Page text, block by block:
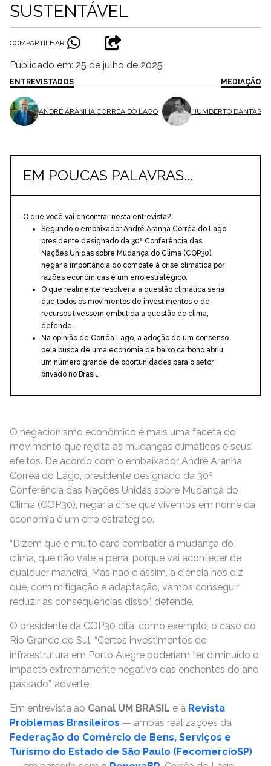
SUSTENTÁVEL
COMPARTILHAR
Publicado em: 25 de julho de 2025
ENTREVISTADOS
ANDRÉ ARANHA CORRÊA DO LAGO
MEDIAÇÃO
HUMBERTO DANTAS
EM POUCAS PALAVRAS...
O que você vai encontrar nesta entrevista?
Segundo o embaixador André Aranha Corrêa do Lago,
presidente designado da 30ª Conferência das
Nações Unidas sobre Mudança do Clima (COP30),
negar a importância do combate à crise climática por
razões econômicas é um erro estratégico.
O que realmente resolveria a questão climática seria
que todos os movimentos de investimentos e de
recursos tivessem embutida a questão do clima,
defende.
Na opinião de Corrêa Lago, a adoção de um consenso
pela busca de uma economia de baixo carbono abriu
um número grande de oportunidades para o setor
privado no Brasil.
O negacionismo econômico é mais uma faceta do
movimento que rejeita as mudanças climáticas e seus
efeitos. De acordo com o embaixador André Aranha
Corrêa do Lago, presidente designado da 30ª
Conferência das Nações Unidas sobre Mudança do
Clima (COP30), negar a crise que vivemos em nome da
economia é um erro estratégico.
“Dizem que é muito caro combater a mudança do
clima, que não vale a pena, porque vai acontecer de
qualquer maneira. Mas não é assim, a ciência nos diz
que, com mitigação e adaptação, vamos conseguir
reduzir as consequências disso”, defende.
O presidente da COP30 cita, como exemplo, o caso do
Rio Grande do Sul. “Certos investimentos de
infraestrutura em Porto Alegre poderiam ter diminuído o
impacto extremamente negativo das enchentes do ano
passado”, adverte.
Em entrevista ao Canal UM BRASIL e à Revista
Problemas Brasileiros — ambas realizações da
Federação do Comércio de Bens, Serviços e
Turismo do Estado de São Paulo (FecomercioSP)